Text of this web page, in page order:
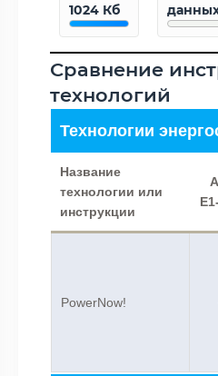
1024 Кб
Сравнение
технологий
Технологии
Название
технологии или
инструкции
PowerNow!